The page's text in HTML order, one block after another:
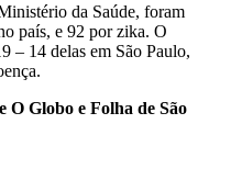
da Saúde, foram
país, e 92 por zika. O
– 14 delas em São Paulo,
O Globo e Folha de São